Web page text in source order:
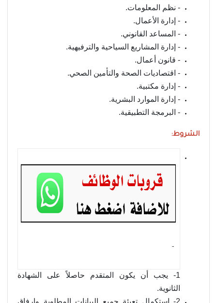
- نظم المعلومات.
- إدارة الأعمال.
- المساعد القانوني.
- إدارة المشاريع السياحية والترفيهية.
- قانون أعمال.
- اقتصاديات الصحة والتأمين الصحي.
- إدارة مكتبية.
- إدارة الموارد البشرية.
- البرمجة التطبيقية.
الشروط:
- ‏
1- يجب أن يكون المتقدم حاصلاً على الشهادة
الثانوية.
2- استكمال تعبئة جميع البيانات المطلوبة وإرفاق